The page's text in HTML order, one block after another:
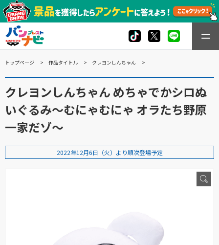
トップページ 作品タイトル クレヨンしんちゃん
クレヨンしんちゃん めちゃでかシロぬ
いぐるみ～むにゃむにゃ オラたち野原
一家だゾ～
2022年12月6日（火）より順次登場予定